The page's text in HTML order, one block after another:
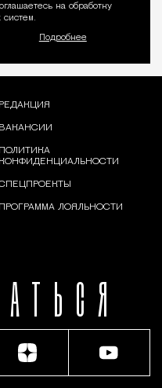
на обработку
Подробнее
РЕДАКЦИЯ
ВАКАНСИИ
ПОЛИТИКА
КОНФИДЕНЦИАЛЬНОСТИ
ПРОГРАММА ЛОЯЛЬНОСТИ